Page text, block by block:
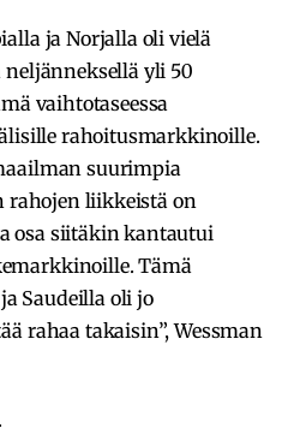
ja Norjalla oli vielä
neljänneksellä yli 50
vaihtotaseessa
rahoitusmarkkinoille.
suurimpia
rahojen liikkeistä on
osa siitäkin kantautui
Tämä
Saudeilla oli jo
rahaa takaisin”, Wessman
.